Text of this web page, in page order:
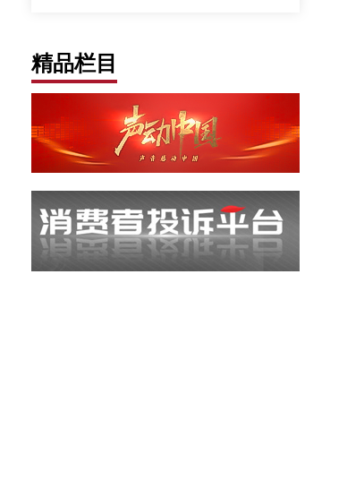
精品栏目